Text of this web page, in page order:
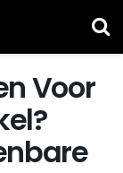
Voor